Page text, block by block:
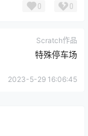
0 0
Scratch作品
特殊停车场
2023-5-29 16:06:45